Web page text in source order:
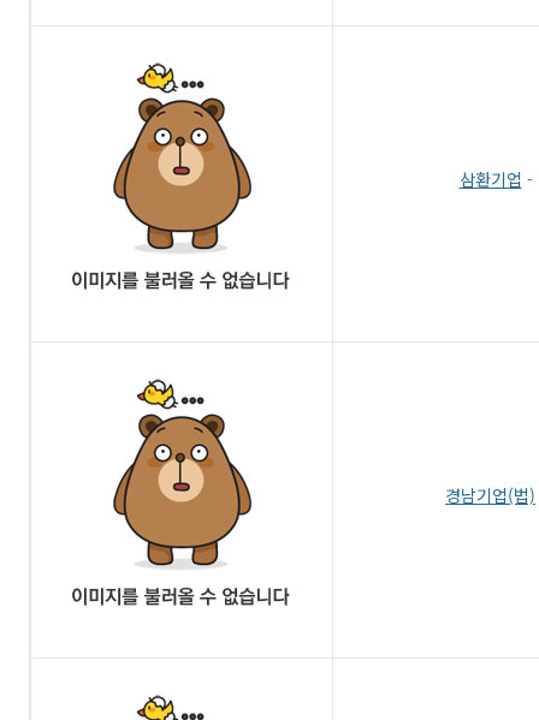
삼환기업 -
경남기업(법)